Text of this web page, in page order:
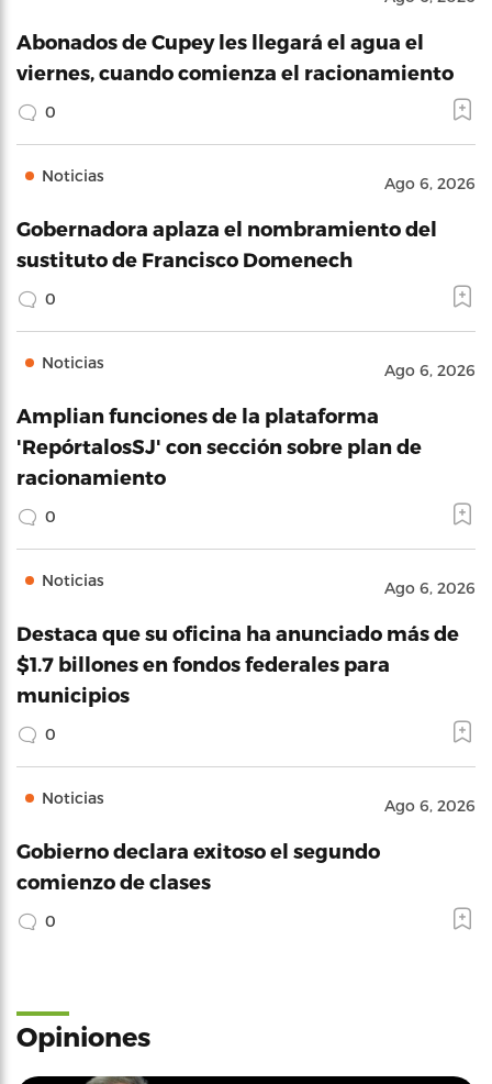
Abonados de Cupey les llegará el agua el
viernes, cuando comienza el racionamiento
0
Noticias Ago 6, 2026
Gobernadora aplaza el nombramiento del
sustituto de Francisco Domenech
0
Noticias Ago 6, 2026
Amplian funciones de la plataforma
'RepórtalosSJ' con sección sobre plan de
racionamiento
0
Noticias Ago 6, 2026
Destaca que su oficina ha anunciado más de
$1.7 billones en fondos federales para
municipios
0
Noticias Ago 6, 2026
Gobierno declara exitoso el segundo
comienzo de clases
0
Opiniones